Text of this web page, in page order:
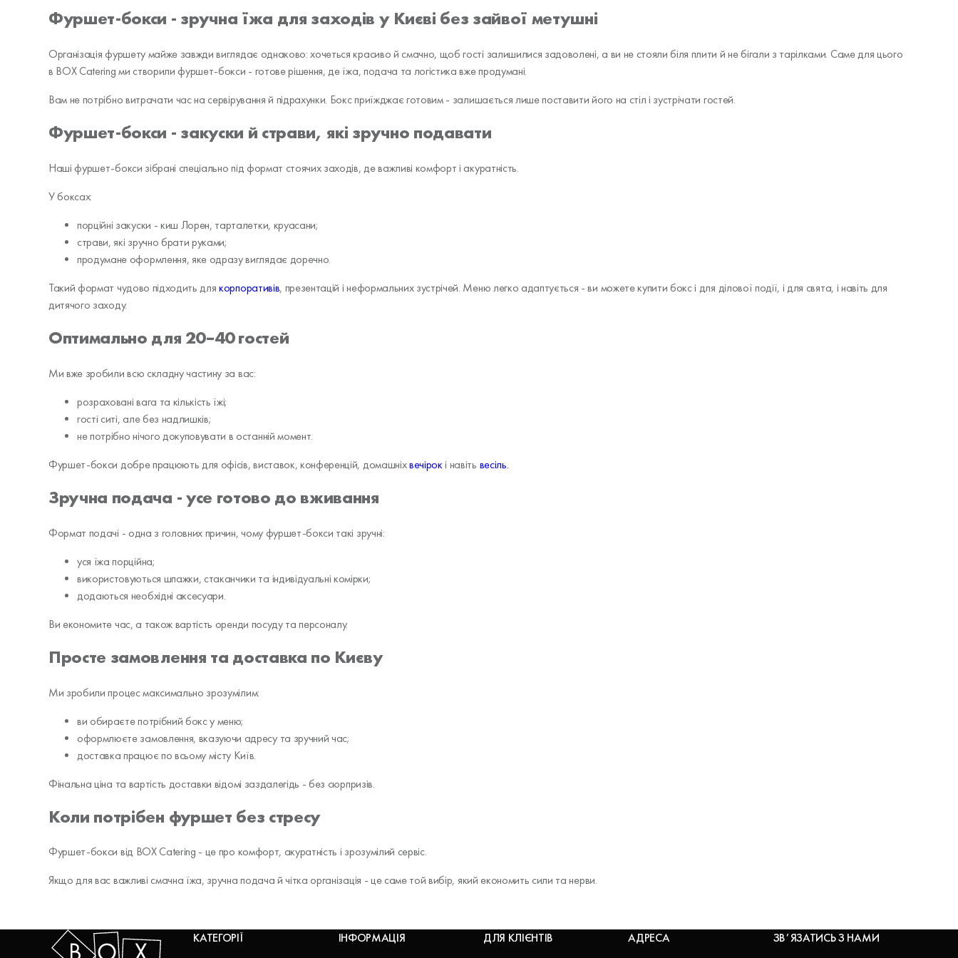
Фуршет-бокси - зручна їжа для заходів у Києві без зайвої метушні
Організація фуршету майже завжди виглядає однаково: хочеться красиво й смачно, щоб гості залишилися задоволені, а ви не стояли біля плити й не бігали з тарілками. Саме для цього
в BOX Catering ми створили фуршет-бокси - готове рішення, де їжа, подача та логістика вже продумані.
Вам не потрібно витрачати час на сервірування й підрахунки. Бокс приїжджає готовим - залишається лише поставити його на стіл і зустрічати гостей.
Фуршет-бокси - закуски й страви, які зручно подавати
Наші фуршет-бокси зібрані спеціально під формат стоячих заходів, де важливі комфорт і акуратність.
У боксах:
порційні закуски - киш Лорен, тарталетки, круасани;
страви, які зручно брати руками;
продумане оформлення, яке одразу виглядає доречно.
Такий формат чудово підходить длякорпоративів, презентацій і неформальних зустрічей. Меню легко адаптується - ви можете купити бокс і для ділової події, і для свята, і навіть для
дитячого заходу.
Оптимально для 20–40 гостей
Ми вже зробили всю складну частину за вас:
розраховані вага та кількість їжі;
гості ситі, але без надлишків;
не потрібно нічого докуповувати в останній момент.
Фуршет-бокси добре працюють для офісів, виставок, конференцій, домашніхвечірок і навіть весіль.
Зручна подача - усе готово до вживання
Формат подачі - одна з головних причин, чому фуршет-бокси такі зручні:
уся їжа порційна;
використовуються шпажки, стаканчики та індивідуальні комірки;
додаються необхідні аксесуари.
Ви економите час, а також вартість оренди посуду та персоналу.
Просте замовлення та доставка по Києву
Ми зробили процес максимально зрозумілим:
ви обираєте потрібний бокс у меню;
оформлюєте замовлення, вказуючи адресу та зручний час;
доставка працює по всьому місту Київ.
Фінальна ціна та вартість доставки відомі заздалегідь - без сюрпризів.
Коли потрібен фуршет без стресу
Фуршет-бокси від BOX Catering - це про комфорт, акуратність і зрозумілий сервіс.
Якщо для вас важливі смачна їжа, зручна подача й чітка організація - це саме той вибір, який економить сили та нерви.
КАТЕГОРІЇ ІНФОРМАЦІЯ ДЛЯ КЛІЄНТІВ АДРЕСА ЗВʼЯЗАТИСЬ З НАМИ